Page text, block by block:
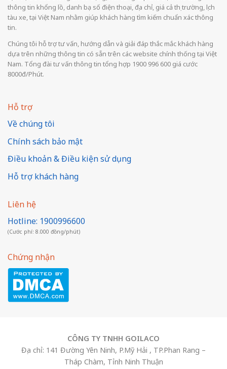
thông tin khổng lồ, danh bạ số điện thoại, địa chỉ, giá cả thị trường, lịch
tàu xe, tại Việt Nam nhằm giúp khách hàng tìm kiếm chuẩn xác thông
tin.
Chúng tôi hỗ trợ tư vấn, hướng dẫn và giải đáp thắc mắc khách hàng
dựa trên những thông tin có sẵn trên các website chính thống tại Việt
Nam. Tổng đài tư vấn thông tin tổng hợp 1900 996 600 giá cước
8000đ/Phút.
Hỗ trợ
Về chúng tôi
Chính sách bảo mật
Điều khoản & Điều kiện sử dụng
Hỗ trợ khách hàng
Liên hệ
Hotline: 1900996600
(Cước phí: 8.000 đồng/phút)
Chứng nhận
CÔNG TY TNHH GOILACO
Địa chỉ: 141 Đường Yên Ninh, P.Mỹ Hải , TP.Phan Rang –
Tháp Chàm, Tỉnh Ninh Thuận